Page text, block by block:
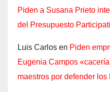
Piden a Susana Prieto
del Presupuesto
Luis Carlos en Piden
Eugenia Campos
maestros por defender los